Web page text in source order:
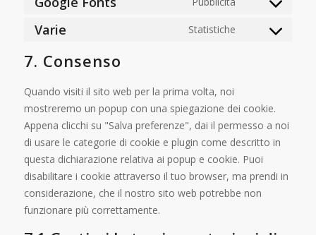
Varie Statistiche
7. Consenso
Quando visiti il sito web per la prima volta, noi
mostreremo un popup con una spiegazione dei cookie.
Appena clicchi su "Salva preferenze", dai il permesso a noi
di usare le categorie di cookie e plugin come descritto in
questa dichiarazione relativa ai popup e cookie. Puoi
disabilitare i cookie attraverso il tuo browser, ma prendi in
considerazione, che il nostro sito web potrebbe non
funzionare più correttamente.